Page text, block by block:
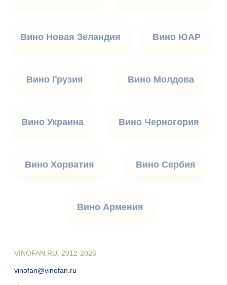
Вино Новая Зеландия Вино ЮАР
Вино Грузия Вино Молдова
Вино Украина Вино Черногория
Вино Хорватия Вино Сербия
Вино Армения
VINOFAN.RU, 2012-2026
vinofan@vinofan.ru